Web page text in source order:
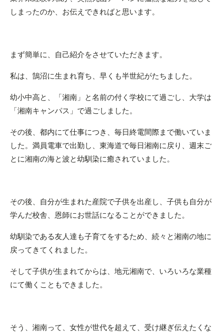
しまったのか、お伝えできればと思います。
まず簡単に、自己紹介をさせていただきます。
私は、鵠沼に生まれ育ち、早くも半世紀がたちました。
幼小中高と、「湘南」と名前の付く学校にて過ごし、大学は
「湘南キャンパス」で過ごしました。
その後、都内にて仕事につき、毎日終電間際まで働いていま
した。満員電車で出勤し、東海道で毎日湘南に戻り、週末ご
とに湘南の海と波と幼馴染に癒されていました。
その後、自分が生まれた産院で子供を出産し、子供も自分が
学んだ校舎、恩師にお世話になることができました。
幼馴染である友人達も子育てをするため、続々と湘南の地に
戻ってきてくれました。
そして子供が生まれてからは、地元湘南で、いろいろな業種
にて働くこともできました。
そう、湘南って、女性が世代を超えて、受け継ぎ伝えたくな